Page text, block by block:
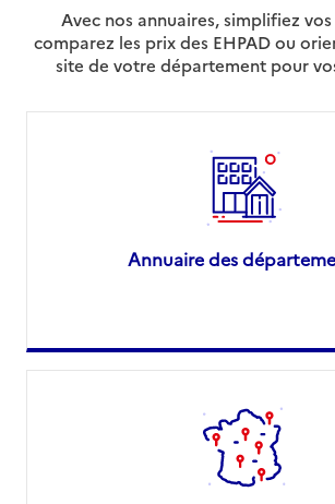
Avec nos annuaires, simplifiez
comparez les prix des EHPAD ou
site de votre département pour
Annuaire des